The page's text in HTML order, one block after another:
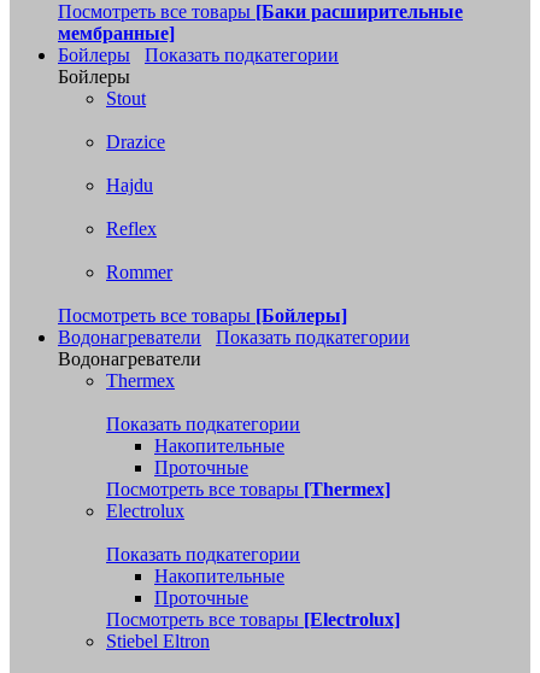
Посмотреть все товары [Баки расширительные
мембранные]
Бойлеры
Показать подкатегории
Бойлеры
Stout
Drazice
Hajdu
Reflex
Rommer
Посмотреть все товары [Бойлеры]
Водонагреватели
Показать подкатегории
Водонагреватели
Thermex
Показать подкатегории
Накопительные
Проточные
Посмотреть все товары [Thermex]
Electrolux
Показать подкатегории
Накопительные
Проточные
Посмотреть все товары [Electrolux]
Stiebel Eltron